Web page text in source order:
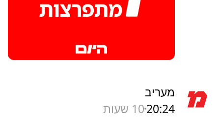
מעריב
20:2410 שעות